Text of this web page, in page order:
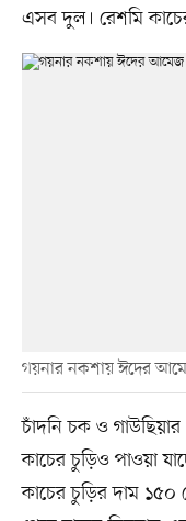
এসব দুল। রেশমি
গয়নার নকশায় ঈদের
চাঁদনি চক ও
কাচের চুড়িও পাওয়া
কাচের চুড়ির দাম ১৫০